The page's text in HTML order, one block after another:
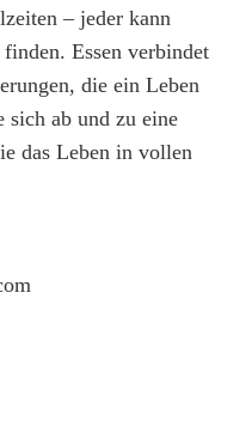
– jeder kann
Essen verbindet
die ein Leben
sich ab und zu eine
das Leben in vollen